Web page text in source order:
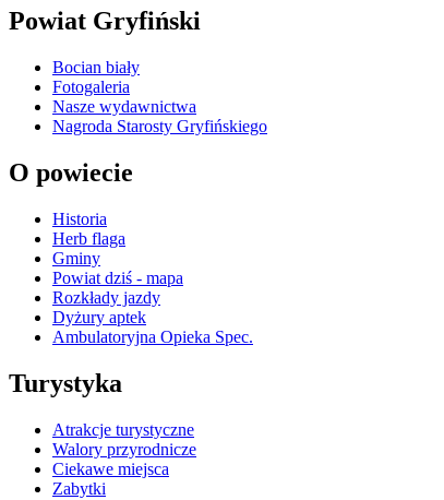
Powiat Gryfiński
Bocian biały
Fotogaleria
Nasze wydawnictwa
Nagroda Starosty Gryfińskiego
O powiecie
Historia
Herb flaga
Gminy
Powiat dziś - mapa
Rozkłady jazdy
Dyżury aptek
Ambulatoryjna Opieka Spec.
Turystyka
Atrakcje turystyczne
Walory przyrodnicze
Ciekawe miejsca
Zabytki